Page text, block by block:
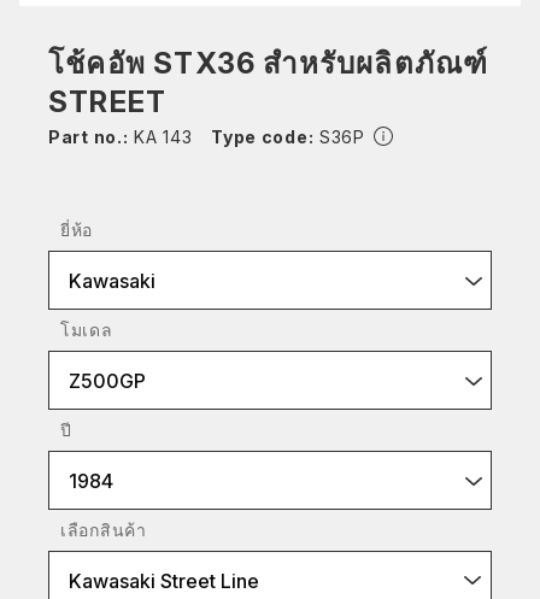
โช้คอัพ STX36 สำหรับผลิตภัณฑ์
STREET
Part no.: KA 143 Type code: S36P
ยี่ห้อ
Kawasaki
โมเดล
Z500GP
ปี
1984
เลือกสินค้า
Kawasaki Street Line